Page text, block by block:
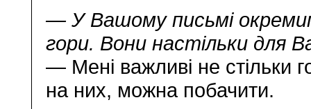
— У Вашому письмі
гори. Вони настільки для
— Мені важливі не стільки
на них, можна побачити.